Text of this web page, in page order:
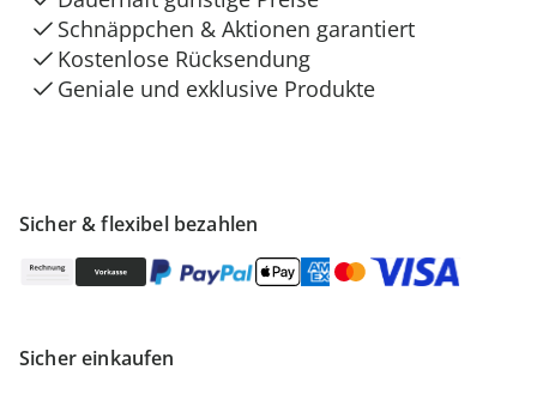
Sicher & flexibel bezahlen
Sicher einkaufen
Schnäppchen & Aktionen garantiert
Kostenlose Rücksendung
Geniale und exklusive Produkte